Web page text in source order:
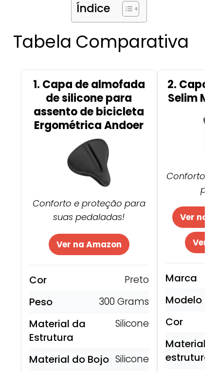
Índice
Tabela Comparativa
1. Capa de almofada
de silicone para
assento de bicicleta
Ergométrica Andoer
Conforto e proteção para
suas pedaladas!
Ver na Amazon
Cor Preto
Peso 300 Grams
Material da
Estrutura
Silicone
Material do Bojo Silicone
2. Capa
Selim
Conforto e
Ver no
Ver
Marca
Modelo
Cor
Material
estrutura